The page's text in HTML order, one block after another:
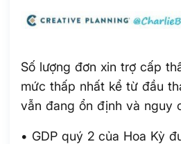
Số lượng đơn xin trợ cấp
mức thấp nhất kể từ đầu
vẫn đang ổn định và nguy
• GDP quý 2 của Hoa Kỳ